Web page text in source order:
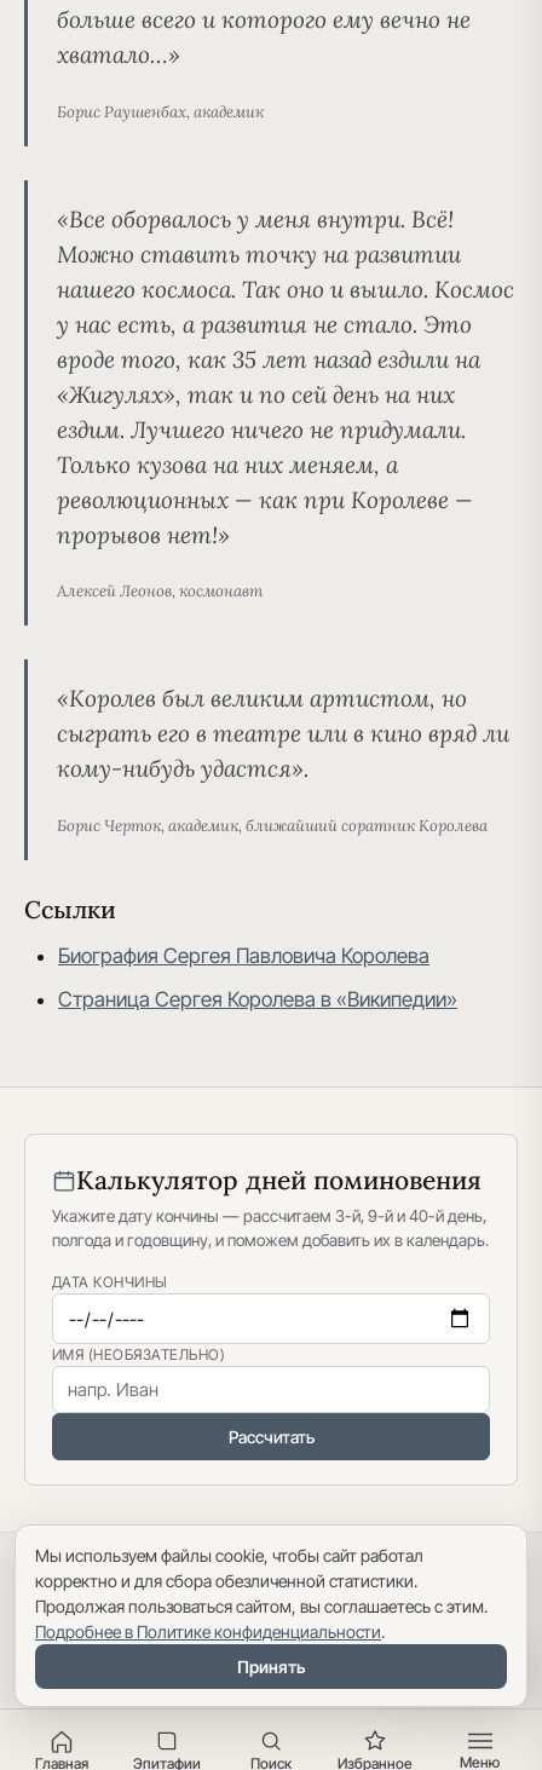
больше всего и которого ему вечно не
хватало…»
Борис Раушенбах, академик
«Все оборвалось у меня внутри. Всё!
Можно ставить точку на развитии
нашего космоса. Так оно и вышло. Космос
у нас есть, а развития не стало. Это
вроде того, как 35 лет назад ездили на
«Жигулях», так и по сей день на них
ездим. Лучшего ничего не придумали.
Только кузова на них меняем, а
революционных — как при Королеве —
прорывов нет!»
Алексей Леонов, космонавт
«Королев был великим артистом, но
сыграть его в театре или в кино вряд ли
кому-нибудь удастся».
Борис Черток, академик, ближайший соратник Королева
Ссылки
Биография Сергея Павловича Королева
Страница Сергея Королева в «Википедии»
Калькулятор дней поминовения
Укажите дату кончины — рассчитаем 3-й, 9-й и 40-й день,
полгода и годовщину, и поможем добавить их в календарь.
ДАТА КОНЧИНЫ
ИМЯ (НЕОБЯЗАТЕЛЬНО)
Рассчитать
Политика конфиденциальности Пользовательское соглашение
Карта сайта
Главная Эпитафии Поиск Избранное Меню
Мы используем файлы cookie, чтобы сайт работал
корректно и для сбора обезличенной статистики.
Продолжая пользоваться сайтом, вы соглашаетесь с этим.
Подробнее в Политике конфиденциальности.
Принять